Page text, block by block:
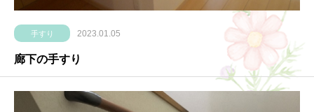
手すり 2023.01.05
廊下の手すり